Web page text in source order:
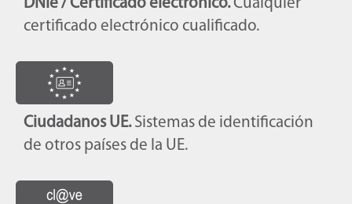
DNIe / Certificado electrónico.Cualquier
certificado electrónico cualificado.
Ciudadanos UE. Sistemas de identificación
de otros países de la UE.